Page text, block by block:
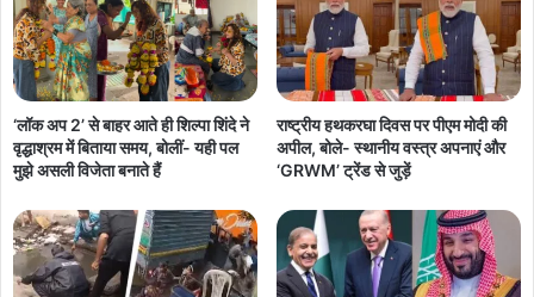
‘लॉक अप 2’ से बाहर आते ही शिल्पा शिंदे ने
वृद्धाश्रम में बिताया समय, बोलीं- यही पल
मुझे असली विजेता बनाते हैं
राष्ट्रीय हथकरघा दिवस पर पीएम मोदी की
अपील, बोले- स्थानीय वस्त्र अपनाएं और
‘GRWM’ ट्रेंड से जुड़ें